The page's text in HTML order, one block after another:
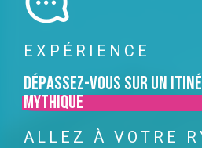
EXPÉRIENCE
Dépassez-vous sur un
mythique
ALLEZ À VOTRE